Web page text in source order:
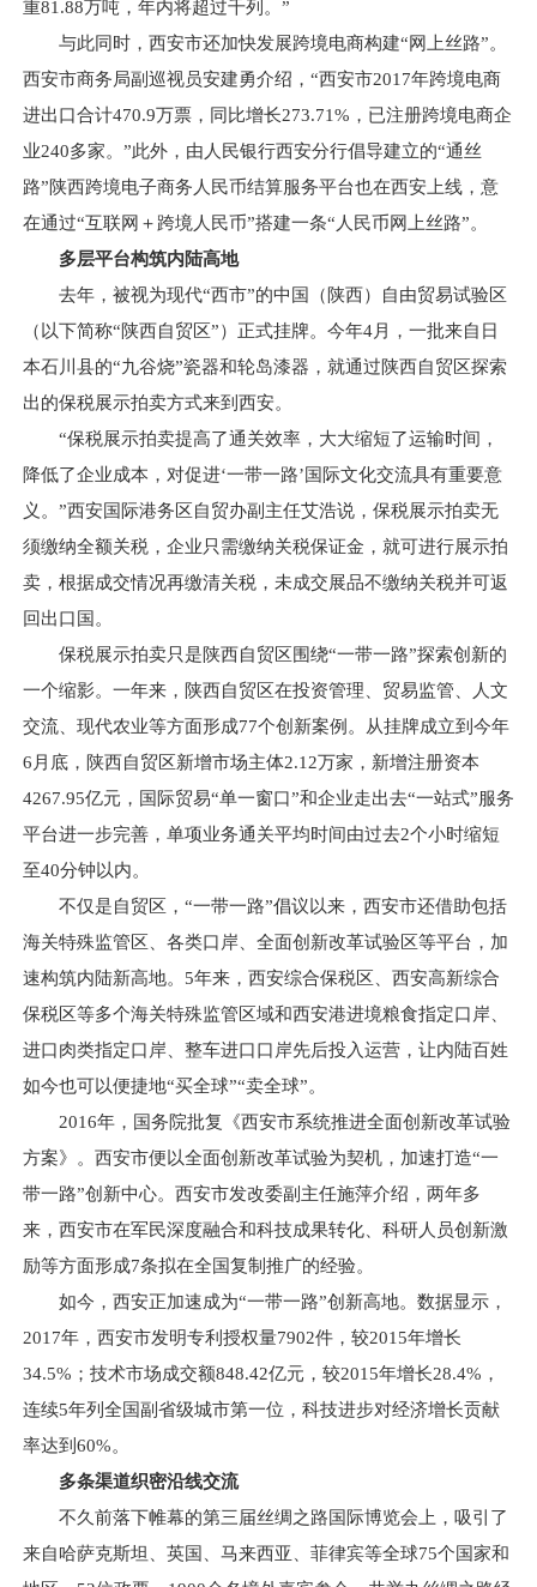
重81.88万吨，年内将超过千列。”
与此同时，西安市还加快发展跨境电商构建“网上丝路”。
西安市商务局副巡视员安建勇介绍，“西安市2017年跨境电商
进出口合计470.9万票，同比增长273.71%，已注册跨境电商企
业240多家。”此外，由人民银行西安分行倡导建立的“通丝
路”陕西跨境电子商务人民币结算服务平台也在西安上线，意
在通过“互联网＋跨境人民币”搭建一条“人民币网上丝路”。
多层平台构筑内陆高地
去年，被视为现代“西市”的中国（陕西）自由贸易试验区
（以下简称“陕西自贸区”）正式挂牌。今年4月，一批来自日
本石川县的“九谷烧”瓷器和轮岛漆器，就通过陕西自贸区探索
出的保税展示拍卖方式来到西安。
“保税展示拍卖提高了通关效率，大大缩短了运输时间，
降低了企业成本，对促进‘一带一路’国际文化交流具有重要意
义。”西安国际港务区自贸办副主任艾浩说，保税展示拍卖无
须缴纳全额关税，企业只需缴纳关税保证金，就可进行展示拍
卖，根据成交情况再缴清关税，未成交展品不缴纳关税并可返
回出口国。
保税展示拍卖只是陕西自贸区围绕“一带一路”探索创新的
一个缩影。一年来，陕西自贸区在投资管理、贸易监管、人文
交流、现代农业等方面形成77个创新案例。从挂牌成立到今年
6月底，陕西自贸区新增市场主体2.12万家，新增注册资本
4267.95亿元，国际贸易“单一窗口”和企业走出去“一站式”服务
平台进一步完善，单项业务通关平均时间由过去2个小时缩短
至40分钟以内。
不仅是自贸区，“一带一路”倡议以来，西安市还借助包括
海关特殊监管区、各类口岸、全面创新改革试验区等平台，加
速构筑内陆新高地。5年来，西安综合保税区、西安高新综合
保税区等多个海关特殊监管区域和西安港进境粮食指定口岸、
进口肉类指定口岸、整车进口口岸先后投入运营，让内陆百姓
如今也可以便捷地“买全球”“卖全球”。
2016年，国务院批复《西安市系统推进全面创新改革试验
方案》。西安市便以全面创新改革试验为契机，加速打造“一
带一路”创新中心。西安市发改委副主任施萍介绍，两年多
来，西安市在军民深度融合和科技成果转化、科研人员创新激
励等方面形成7条拟在全国复制推广的经验。
如今，西安正加速成为“一带一路”创新高地。数据显示，
2017年，西安市发明专利授权量7902件，较2015年增长
34.5%；技术市场成交额848.42亿元，较2015年增长28.4%，
连续5年列全国副省级城市第一位，科技进步对经济增长贡献
率达到60%。
多条渠道织密沿线交流
不久前落下帷幕的第三届丝绸之路国际博览会上，吸引了
来自哈萨克斯坦、英国、马来西亚、菲律宾等全球75个国家和